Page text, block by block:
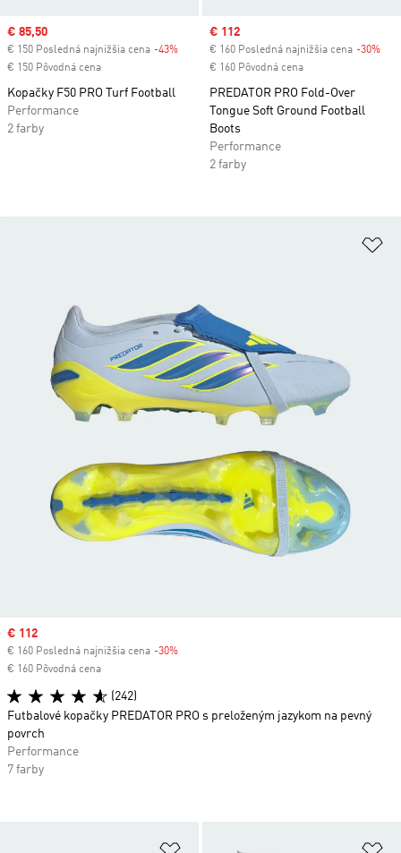
Sale price
€ 85,50
€ 150 Posledná najnižšia cena -43% Discount
€ 150 Pôvodná cena
Kopačky F50 PRO Turf Football
Performance
2 farby
Sale price
€ 112
€ 160 Posledná najnižšia cena -30%
€ 160 Pôvodná cena
PREDATOR PRO Fold-Over
Tongue Soft Ground Football
Boots
Performance
2 farby
Pridať do zoznamu želaných
Sale price
€ 112
€ 160 Posledná najnižšia cena -30%
€ 160 Pôvodná cena
(242)
Futbalové kopačky PREDATOR PRO s preloženým jazykom na pevný
povrch
Performance
7 farby